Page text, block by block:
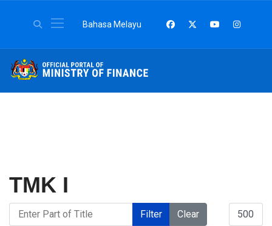
Select your language
Bahasa Melayu
TMK I
Enter Part of Title
Filter Clear